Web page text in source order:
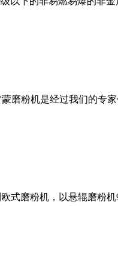
磨粉机是经过我们的专
磨粉机，以悬辊磨粉